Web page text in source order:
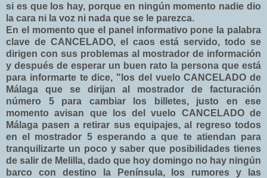
si es que los hay, porque en ningún momento nadie dio
la cara ni la voz ni nada que se le parezca.
En el momento que el panel informativo pone la palabra
clave de CANCELADO, el caos está servido, todo se
dirigen con sus problemas al mostrador de información
y después de esperar un buen rato la persona que está
para informarte te dice, "los del vuelo CANCELADO de
Málaga que se dirijan al mostrador de facturación
número 5 para cambiar los billetes, justo en ese
momento avisan que los del vuelo CANCELADO de
Málaga pasen a retirar sus equipajes, al regreso todos
en el mostrador 5 esperando a que te atiendan para
tranquilizarte un poco y saber que posibilidades tienes
de salir de Melilla, dado que hoy domingo no hay ningún
barco con destino la Península, los rumores y las